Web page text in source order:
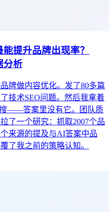
提升品牌出现率？
分析
牌做内容优化。发了80多篇
技术SEO问题。然后我拿着
搜——答案里没有它。团队质
了一个研究：抓取2007个品
来源的提及与AI答案中品
了我之前的策略认知。